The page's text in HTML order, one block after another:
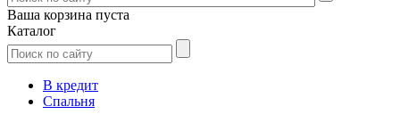
Ваша корзина пуста
Каталог
В кредит
Спальня